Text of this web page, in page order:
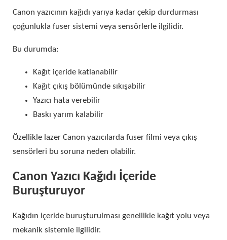
Canon yazıcının kağıdı yarıya kadar çekip durdurması
çoğunlukla fuser sistemi veya sensörlerle ilgilidir.
Bu durumda:
Kağıt içeride katlanabilir
Kağıt çıkış bölümünde sıkışabilir
Yazıcı hata verebilir
Baskı yarım kalabilir
Özellikle lazer Canon yazıcılarda fuser filmi veya çıkış
sensörleri bu soruna neden olabilir.
Canon Yazıcı Kağıdı İçeride
Buruşturuyor
Kağıdın içeride buruşturulması genellikle kağıt yolu veya
mekanik sistemle ilgilidir.